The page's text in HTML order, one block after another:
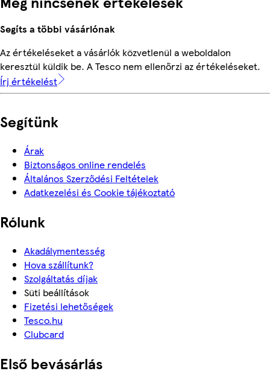
Segíts a többi vásárlónak
Az értékeléseket a vásárlók közvetlenül a weboldalon
keresztül küldik be. A Tesco nem ellenőrzi az értékeléseket.
Írj értékelést
Segítünk
Árak
Biztonságos online rendelés
Általános Szerződési Feltételek
Adatkezelési és Cookie tájékoztató
Rólunk
Akadálymentesség
Hova szállítunk?
Szolgáltatás díjak
Süti beállítások
Fizetési lehetőségek
Tesco.hu
Clubcard
Első bevásárlás